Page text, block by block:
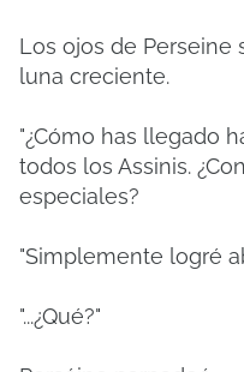
Los ojos de Perseine
luna creciente.
"¿Cómo has llegado
todos los Assinis.
especiales?
"Simplemente logré
"...¿Qué?"